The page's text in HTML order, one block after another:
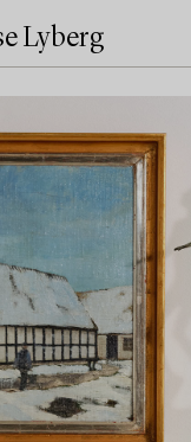
Lyberg